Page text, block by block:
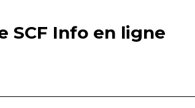
SCF Info en ligne